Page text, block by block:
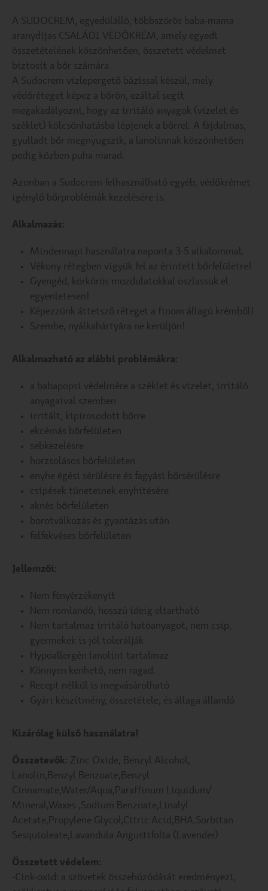
A SUDOCREM, egyedülálló, többszörös baba-mama
aranydíjas CSALÁDI VÉDÕKRÉM, amely egyedi
összetételének köszönhetően, összetett védelmet
biztosít a bőr számára.
A Sudocrem vízlepergető bázissal készül, mely
védőréteget képez a bőrön, ezáltal segít
megakadályozni, hogy az irritáló anyagok (vizelet és
széklet) kölcsönhatásba lépjenek a bőrrel. A fájdalmas,
gyulladt bőr megnyugszik, a lanolinnak köszönhetően
pedig közben puha marad.
Azonban a Sudocrem felhasználható egyéb, védőkrémet
igénylő bőrproblémák kezelésére is.
Alkalmazás:
Mindennapi használatra naponta 3-5 alkalommal.
Vékony rétegben vigyük fel az érintett bőrfelületre!
Gyengéd, körkörös mozdulatokkal oszlassuk el
egyenletesen!
Képezzünk áttetsző réteget a finom állagú krémből!
Szembe, nyálkahártyára ne kerüljön!
Alkalmazható az alábbi problémákra:
a babapopsi védelmére a széklet és vizelet, irritáló
anyagaival szemben
irritált, kipirosodott bőrre
ekcémás bőrfelületen
sebkezelésre
horzsolásos bőrfelületen
enyhe égési sérülésre és fagyási bőrsérülésre
csípések tüneteinek enyhítésére
aknés bőrfelületen
borotválkozás és gyantázás után
felfekvéses bőrfelületen
Jellemzői:
Nem fényérzékenyít
Nem romlandó, hosszú ideig eltartható
Nem tartalmaz irritáló hatóanyagot, nem csíp,
gyermekek is jól tolerálják
Hypoallergén lanolint tartalmaz
Könnyen kenhető, nem ragad.
Recept nélkül is megvásárolható
Gyári készítmény, összetétele, és állaga állandó
Kizárólag külső használatra!
Összetevők: Zinc Oxide, Benzyl Alcohol,
Lanolin,Benzyl Benzoate,Benzyl
Cinnamate,Water/Aqua,Paraffinum Liquidum/
Mineral,Waxes ,Sodium Benzoate,Linalyl
Acetate,Propylene Glycol,Citric Acid,BHA,Sorbitan
Sesquioleate,Lavandula Angustifolia (Lavender)
Összetett védelem:
-Cink-oxid: a szövetek összehúzódását eredményezi,